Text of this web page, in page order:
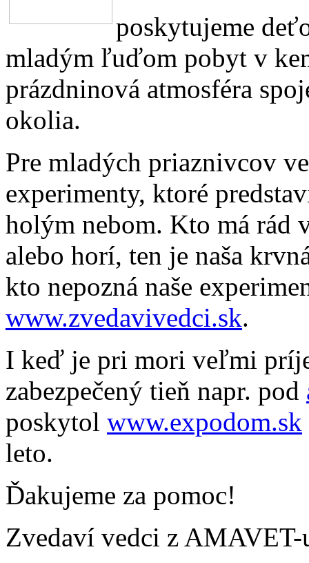
poskytujeme
mladým ľuďom pobyt v
prázdninová atmosféra
okolia.
Pre mladých priaznivcov
experimenty, ktoré
holým nebom. Kto má rád
alebo horí, ten je naša
kto nepozná naše
www.zvedavivedci.sk.
I keď je pri mori veľmi
zabezpečený tieň napr. pod
poskytol www.expodom.sk
leto.
Ďakujeme za pomoc!
Zvedaví vedci z AMAVET-